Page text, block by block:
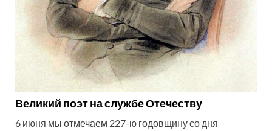
Великий поэт на службе Отечеству
6 июня мы отмечаем 227-ю годовщину со дня